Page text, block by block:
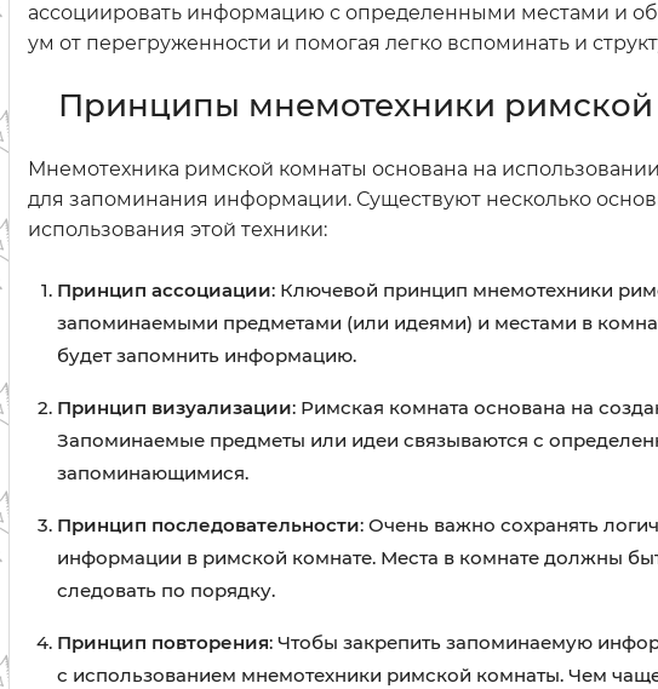
ассоциировать информацию с определенными местами и
ум от перегруженности и помогая легко вспоминать и
Принципы мнемотехники
Мнемотехника римской комнаты основана на
для запоминания информации. Существуют несколько
использования этой техники:
Принцип ассоциации: Ключевой принцип мнемотехники
запоминаемыми предметами (или идеями) и местами в
будет запомнить информацию.
Принцип визуализации: Римская комната основана на
Запоминаемые предметы или идеи связываются с
запоминающимися.
Принцип последовательности: Очень важно сохранять
информации в римской комнате. Места в комнате должны
следовать по порядку.
Принцип повторения: Чтобы закрепить запоминаемую
с использованием мнемотехники римской комнаты. Чем